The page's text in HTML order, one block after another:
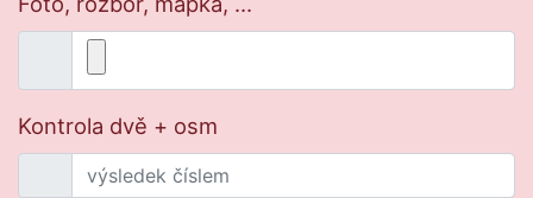
Kontrola dvě + osm